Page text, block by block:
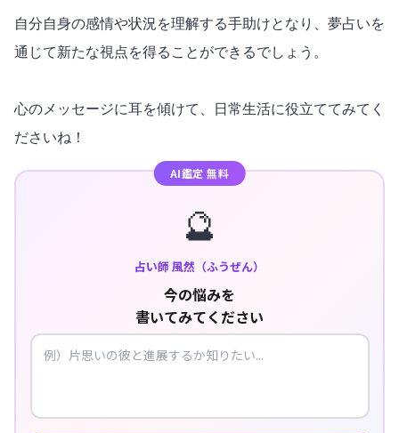
自分自身の感情や状況を理解する手助けとなり、夢占いを
通じて新たな視点を得ることができるでしょう。
心のメッセージに耳を傾けて、日常生活に役立ててみてく
ださいね！
AI鑑定 無料
🔮
占い師 風然（ふうぜん）
今の悩みを
書いてみてください